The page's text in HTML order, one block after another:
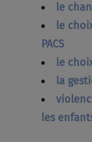
le
le
PACS
le
la
les